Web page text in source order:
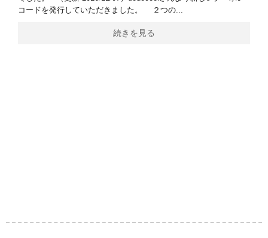
コードを発行していただきました。 ２つの...
続きを見る